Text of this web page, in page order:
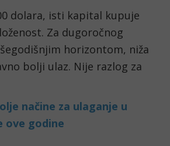
dolara, isti kapital kupuje
Za dugoročnog
horizontom, niža
bolji ulaz. Nije razlog za
načine za ulaganje u
ove godine